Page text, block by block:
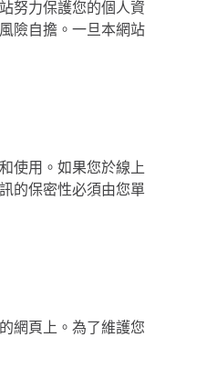
努力保護您的個人資
險自擔。一旦本網站
使用。如果您於線上
的保密性必須由您單
網頁上。為了維護您